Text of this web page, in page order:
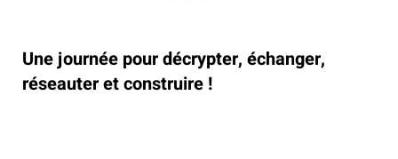
Une journée pour décrypter, échanger,
réseauter et construire !